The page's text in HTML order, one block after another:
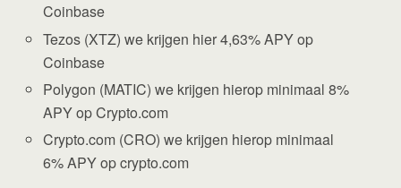
Coinbase
Tezos (XTZ) we krijgen hier 4,63% APY op
Coinbase
Polygon (MATIC) we krijgen hierop minimaal 8%
APY op Crypto.com
Crypto.com (CRO) we krijgen hierop minimaal
6% APY op crypto.com